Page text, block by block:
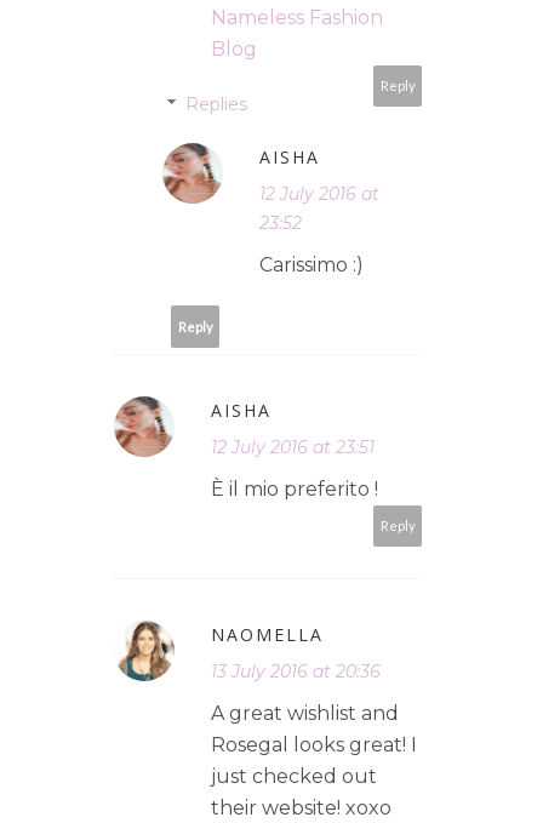
Nameless Fashion
Blog
Reply
Replies
AISHA
12 July 2016 at
23:52
Carissimo :)
Reply
AISHA
12 July 2016 at 23:51
È il mio preferito !
Reply
NAOMELLA
13 July 2016 at 20:36
A great wishlist and
Rosegal looks great! I
just checked out
their website! xoxo